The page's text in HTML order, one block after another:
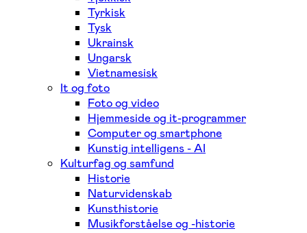
Tyrkisk
Tysk
Ukrainsk
Ungarsk
Vietnamesisk
It og foto
Foto og video
Hjemmeside og it-programmer
Computer og smartphone
Kunstig intelligens - AI
Kulturfag og samfund
Historie
Naturvidenskab
Kunsthistorie
Musikforståelse og -historie